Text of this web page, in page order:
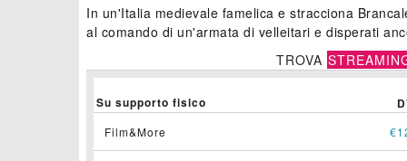
In un'Italia medievale famelica e stracciona
al comando di un'armata di velleitari e disperati
TROVA
Su supporto fisico
Film&More